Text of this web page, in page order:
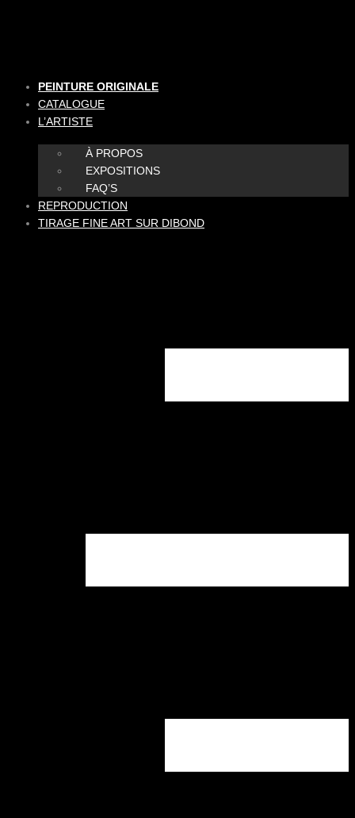
PEINTURE ORIGINALE
CATALOGUE
L’ARTISTE
À PROPOS
EXPOSITIONS
FAQ’S
REPRODUCTION
TIRAGE FINE ART SUR DIBOND